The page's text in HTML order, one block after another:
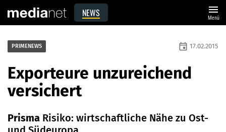
NEWS menu
Menü
PRIMENEWS event 17.02.2015
Exporteure unzureichend
versichert
Prisma Risiko: wirtschaftliche Nähe zu Ost-